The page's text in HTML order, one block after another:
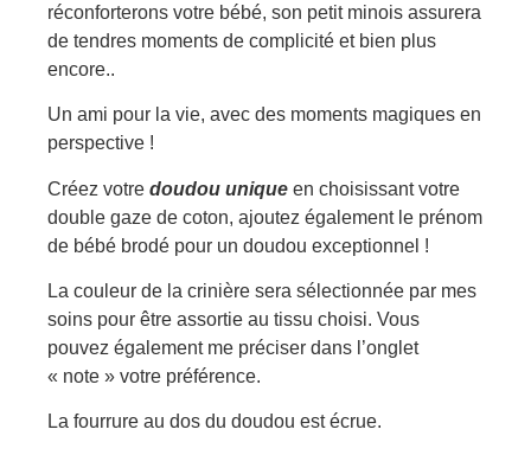
réconforterons votre bébé, son petit minois assurera
de tendres moments de complicité et bien plus
encore..
Un ami pour la vie, avec des moments magiques en
perspective !
Créez votre doudou unique en choisissant votre
double gaze de coton, ajoutez également le prénom
de bébé brodé pour un doudou exceptionnel !
La couleur de la crinière sera sélectionnée par mes
soins pour être assortie au tissu choisi. Vous
pouvez également me préciser dans l’onglet
« note » votre préférence.
La fourrure au dos du doudou est écrue.